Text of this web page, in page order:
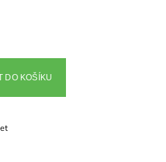
DO KOŠÍKU